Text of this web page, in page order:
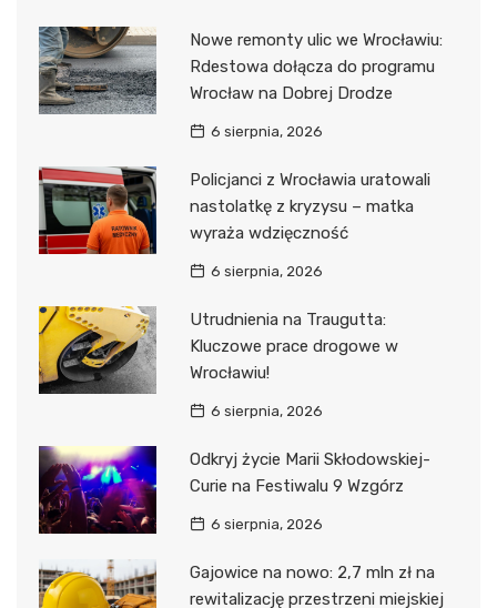
Nowe remonty ulic we Wrocławiu:
Rdestowa dołącza do programu
Wrocław na Dobrej Drodze
6 sierpnia, 2026
Policjanci z Wrocławia uratowali
nastolatkę z kryzysu – matka
wyraża wdzięczność
6 sierpnia, 2026
Utrudnienia na Traugutta:
Kluczowe prace drogowe w
Wrocławiu!
6 sierpnia, 2026
Odkryj życie Marii Skłodowskiej-
Curie na Festiwalu 9 Wzgórz
6 sierpnia, 2026
Gajowice na nowo: 2,7 mln zł na
rewitalizację przestrzeni miejskiej